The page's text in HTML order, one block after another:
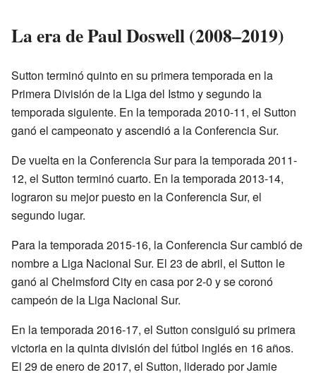
La era de Paul Doswell (2008–2019)
Sutton terminó quinto en su primera temporada en la
Primera División de la Liga del Istmo y segundo la
temporada siguiente. En la temporada 2010-11, el Sutton
ganó el campeonato y ascendió a la Conferencia Sur.
De vuelta en la Conferencia Sur para la temporada 2011-
12, el Sutton terminó cuarto. En la temporada 2013-14,
lograron su mejor puesto en la Conferencia Sur, el
segundo lugar.
Para la temporada 2015-16, la Conferencia Sur cambió de
nombre a Liga Nacional Sur. El 23 de abril, el Sutton le
ganó al Chelmsford City en casa por 2-0 y se coronó
campeón de la Liga Nacional Sur.
En la temporada 2016-17, el Sutton consiguió su primera
victoria en la quinta división del fútbol inglés en 16 años.
El 29 de enero de 2017, el Sutton, liderado por Jamie